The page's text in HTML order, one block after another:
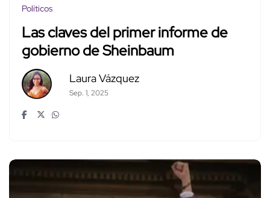
Políticos
Las claves del primer informe de
gobierno de Sheinbaum
Laura Vázquez
Sep. 1, 2025